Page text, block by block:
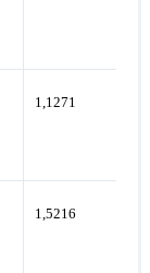
1,1271
1,5216